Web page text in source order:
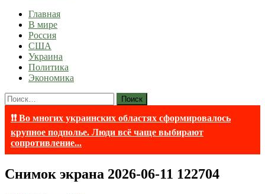
lentaruss
lentaruss — Новости
Главная
В мире
Россия
США
Украина
Политика
Экономика
Найти:
❗❗ Во многих украинских областях сформировалось
крупное подполье. Люди всё чаще выбирают
сопротивление...
Снимок экрана 2026-06-11 122704